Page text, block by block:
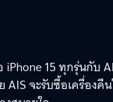
15 ทุกรุ่นกับ
จะรับซื้อเครื่อง